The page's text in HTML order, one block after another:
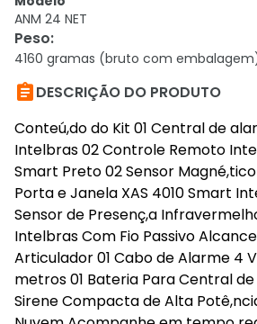
ANM 24 NET
Peso:
4160 gramas (bruto com
DESCRIÇÃO DO PRODUTO
Conteú,do do Kit 01 Central de
Intelbras 02 Controle Remoto
Smart Preto 02 Sensor
Porta e Janela XAS 4010 Smart
Sensor de Presenç,a
Intelbras Com Fio Passivo Alcance
Articulador 01 Cabo de Alarme 4
metros 01 Bateria Para Central de
Sirene Compacta de Alta